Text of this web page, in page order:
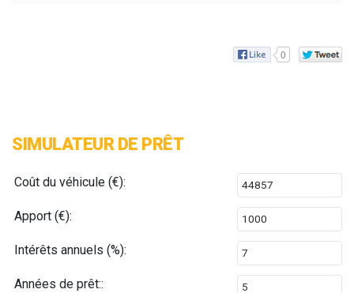
0
SIMULATEUR DE PRÊT
Coût du véhicule (€):
Apport (€):
Intérêts annuels (%):
Années de prêt::